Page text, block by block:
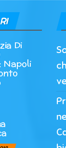
Di
Napoli